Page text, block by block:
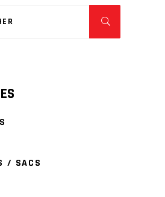
/ SACS